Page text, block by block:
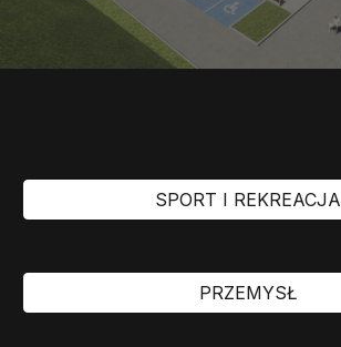
SPORT I REKREACJA
PRZEMYSŁ